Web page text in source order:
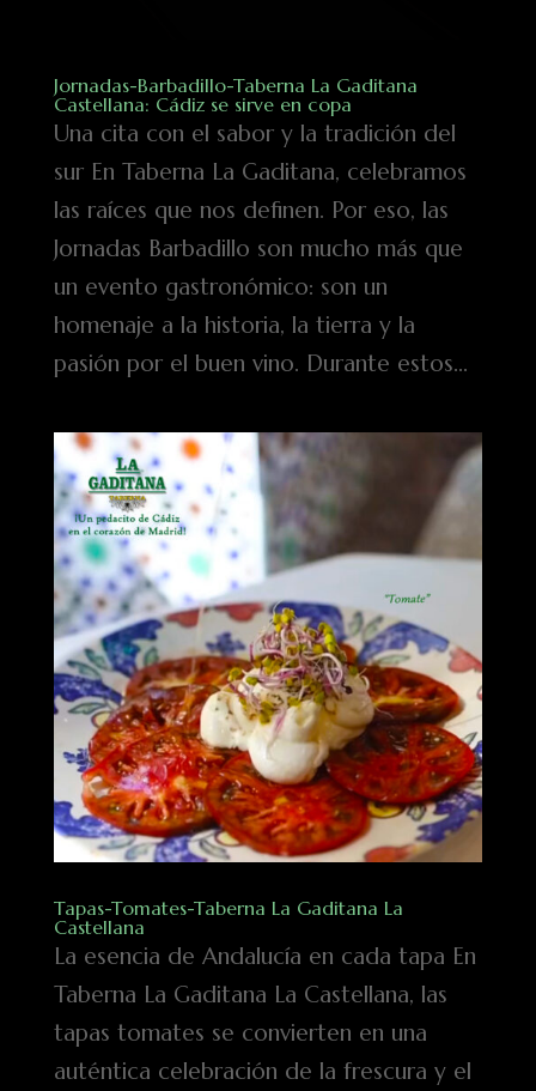
Jornadas-Barbadillo-Taberna La Gaditana
Castellana: Cádiz se sirve en copa
Una cita con el sabor y la tradición del
sur En Taberna La Gaditana, celebramos
las raíces que nos definen. Por eso, las
Jornadas Barbadillo son mucho más que
un evento gastronómico: son un
homenaje a la historia, la tierra y la
pasión por el buen vino. Durante estos...
Tapas-Tomates-Taberna La Gaditana La
Castellana
La esencia de Andalucía en cada tapa En
Taberna La Gaditana La Castellana, las
tapas tomates se convierten en una
auténtica celebración de la frescura y el